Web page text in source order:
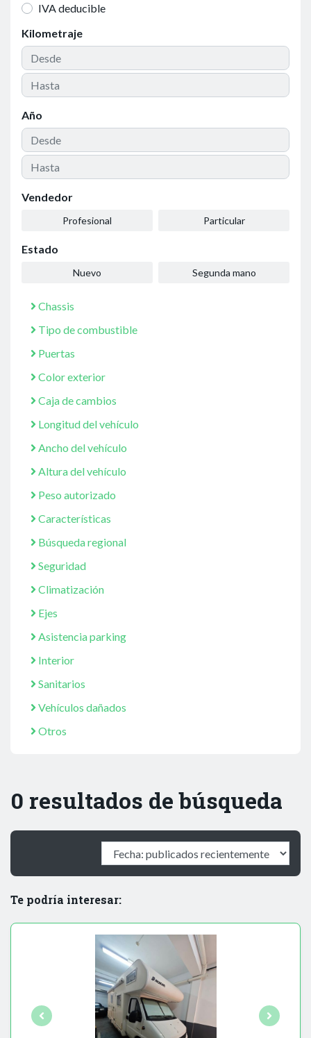
IVA deducible
Kilometraje
Año
Vendedor
Profesional Particular
Estado
Nuevo Segunda mano
Chassis
Tipo de combustible
Puertas
Color exterior
Caja de cambios
Longitud del vehículo
Ancho del vehículo
Altura del vehículo
Peso autorizado
Características
Búsqueda regional
Seguridad
Climatización
Ejes
Asistencia parking
Interior
Sanitarios
Vehículos dañados
Otros
0 resultados de búsqueda
Te podría interesar: